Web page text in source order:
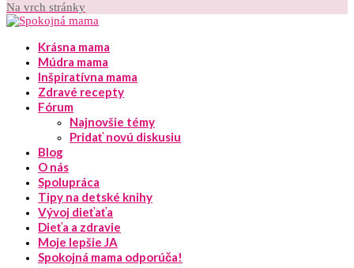
Na vrch stránky
Krásna mama
Múdra mama
Inšpiratívna mama
Zdravé recepty
Fórum
Najnovšie témy
Pridať novú diskusiu
Blog
O nás
Spolupráca
Tipy na detské knihy
Vývoj dieťaťa
Dieťa a zdravie
Moje lepšie JA
Spokojná mama odporúča!